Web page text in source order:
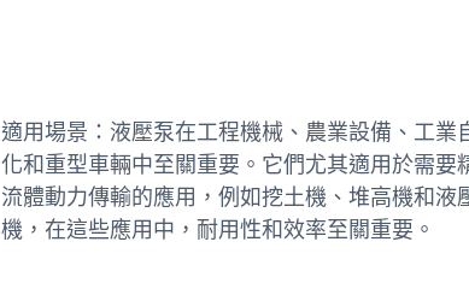
適用場景：液壓泵在工程機械、農業設備、工業
化和重型車輛中至關重要。它們尤其適用於需要
流體動力傳輸的應用，例如挖土機、堆高機和液
機，在這些應用中，耐用性和效率至關重要。